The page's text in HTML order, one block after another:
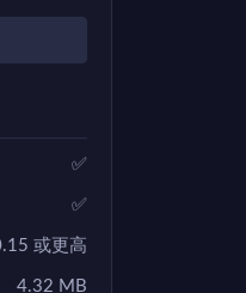
✅
✅
或更高
4.32 MB